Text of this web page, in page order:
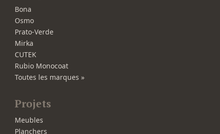
Bona
Osmo
Prato-Verde
Mirka
CUTEK
Rubio Monocoat
Toutes les marques »
Projets
Meubles
Planchers